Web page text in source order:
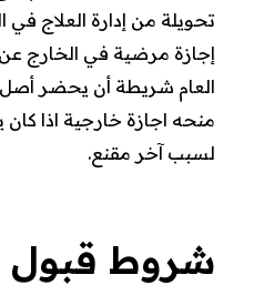
تحويلة من إدارة العلاج في
إجازة مرضية ‏في الخارج
العام شريطة أن يحضر أصل
منحه اجازة خارجية اذا كان
لسبب آخر مقنع.
شروط